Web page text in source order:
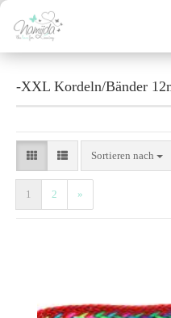
-XXL Kordeln/Bänder
Sortieren nach
1 2 »